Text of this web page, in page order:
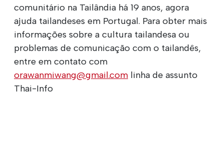
comunitário na Tailândia há 19 anos, agora
ajuda tailandeses em Portugal. Para obter mais
informações sobre a cultura tailandesa ou
problemas de comunicação com o tailandês,
entre em contato com
orawanmiwang@gmail.com linha de assunto
Thai-Info